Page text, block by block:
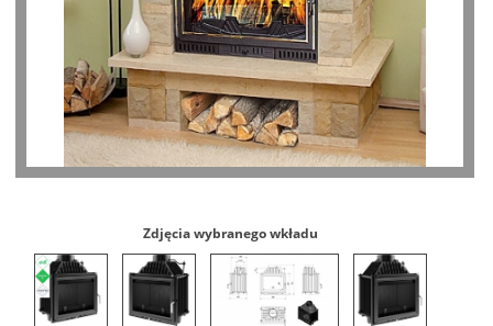
Zdjęcia wybranego wkładu